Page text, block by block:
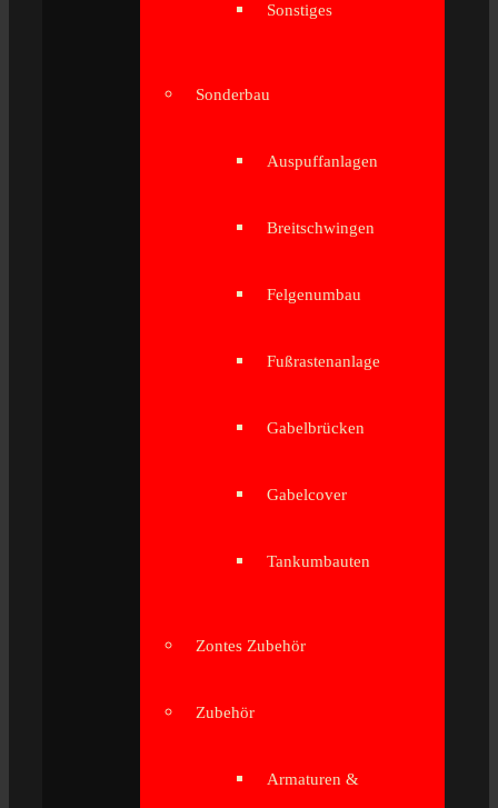
Sonstiges
Sonderbau
Auspuffanlagen
Breitschwingen
Felgenumbau
Fußrastenanlage
Gabelbrücken
Gabelcover
Tankumbauten
Zontes Zubehör
Zubehör
Armaturen &